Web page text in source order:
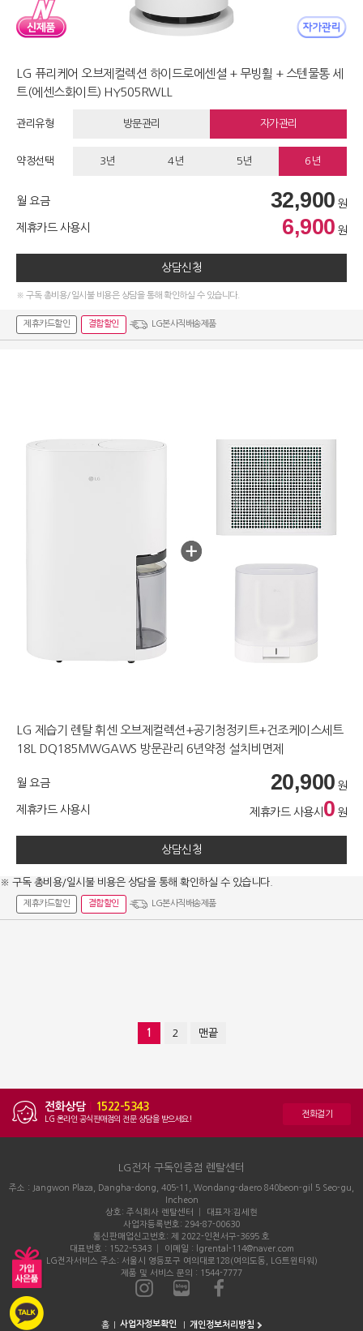
LG 퓨리케어 오브제컬렉션 하이드로에센셜 + 무빙휠 + 스텐물통 세
트(에센스화이트) HY505RWLL
관리유형 방문관리 자가관리
약정선택 3년 4년 5년 6년
월 요금 32,900 원
제휴카드 사용시 6,900 원
상담신청
※ 구독 총비용/일시불 비용은 상담을 통해 확인하실 수 있습니다.
제휴카드할인 결합할인 LG본사직배송제품
LG 제습기 렌탈 휘센 오브제컬렉션+공기청정키트+건조케이스세트
18L DQ185MWGAWS 방문관리 6년약정 설치비면제
월 요금 20,900 원
제휴카드 사용시 제휴카드 사용시 0 원
상담신청
※ 구독 총비용/일시불 비용은 상담을 통해 확인하실 수 있습니다.
제휴카드할인 결합할인 LG본사직배송제품
1 2 맨끝
전화상담 1522-5343
LG 온라인 공식판매점의 전문 상담을 받으세요! 전화걸기
LG전자 구독인증점 렌탈센터
주소 : Jangwon Plaza, Dangha-dong, 405-11, Wondang-daero 840beon-gil 5 Seo-gu,
Incheon
상호: 주식회사 렌탈센터 │ 대표자:김세현
사업자등록번호: 294-87-00630
통신판매업신고번호: 제 2022-인천서구-3695 호
대표번호 : 1522-5343 │ 이메일 : lgrental-114@naver.com
LG전자서비스 주소: 서울시 영등포구 여의대로128(여의도동, LG트윈타워)
제품 및 서비스 문의 : 1544-7777
홈 개인정보처리방침